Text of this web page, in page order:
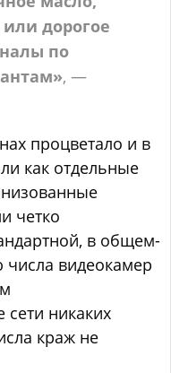
дорогое
по
, —
процветало и в
как отдельные
четко
в общем-
видеокамер
никаких
краж не